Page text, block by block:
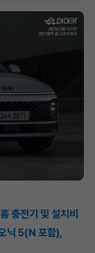
충전기 및 설치비
닉 5(N 포함),